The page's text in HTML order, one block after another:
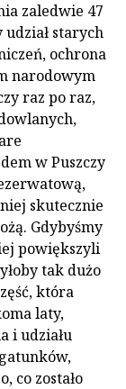
zaledwie 47
udział starych
ochrona
narodowym
raz po raz,
w Puszczy
skutecznie
Gdybyśmy
powiększyli
tak dużo
która
laty,
i udziału
co zostało